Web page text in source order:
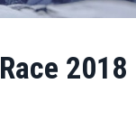
2018